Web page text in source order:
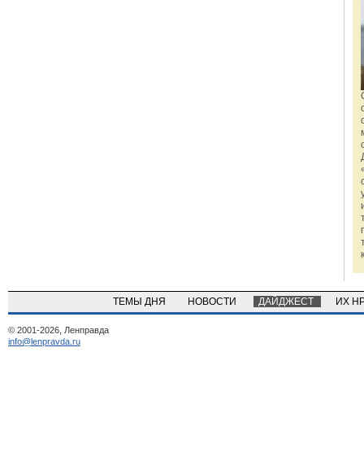
ТЕМЫ ДНЯ НОВОСТИ ДАЙДЖЕСТ ИХ
© 2001-2026, Ленправда
info@lenpravda.ru